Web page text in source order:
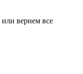
или вернем все